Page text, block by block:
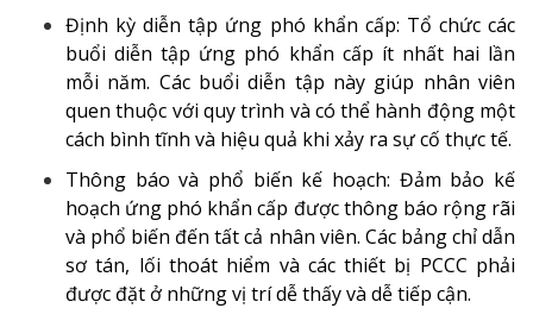
Định kỳ diễn tập ứng phó khẩn cấp: Tổ chức các
buổi diễn tập ứng phó khẩn cấp ít nhất hai lần
mỗi năm. Các buổi diễn tập này giúp nhân viên
quen thuộc với quy trình và có thể hành động một
cách bình tĩnh và hiệu quả khi xảy ra sự cố thực tế.
Thông báo và phổ biến kế hoạch: Đảm bảo kế
hoạch ứng phó khẩn cấp được thông báo rộng rãi
và phổ biến đến tất cả nhân viên. Các bảng chỉ dẫn
sơ tán, lối thoát hiểm và các thiết bị PCCC phải
được đặt ở những vị trí dễ thấy và dễ tiếp cận.